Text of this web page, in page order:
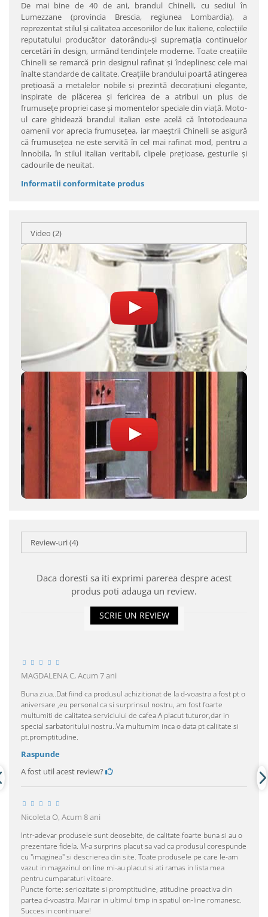
De mai bine de 40 de ani, brandul Chinelli, cu sediul în
Lumezzane (provincia Brescia, regiunea Lombardia), a
reprezentat stilul şi calitatea accesoriilor de lux italiene, colecţiile
reputatului producător datorându-şi supremaţia continuelor
cercetări în design, urmând tendinţele moderne. Toate creaţiile
Chinelli se remarcă prin designul rafinat şi îndeplinesc cele mai
înalte standarde de calitate. Creaţiile brandului poartă atingerea
preţioasă a metalelor nobile şi prezintă decoraţiuni elegante,
inspirate de plăcerea şi fericirea de a atribui un plus de
frumuseţe propriei case şi momentelor speciale din viaţă. Moto-
ul care ghidează brandul italian este acelă că întotodeauna
oamenii vor aprecia frumuseţea, iar maeştrii Chinelli se asigură
că frumuseţea ne este servită în cel mai rafinat mod, pentru a
înnobila, în stilul italian veritabil, clipele preţioase, gesturile şi
cadourile de neuitat.
Informatii conformitate produs
Video (2)
Review-uri(4)
Daca doresti sa iti exprimi parerea despre acest
produs poti adauga un review.
SCRIE UN REVIEW
MAGDALENA C,Acum 7 ani
Buna ziua..Dat fiind ca produsul achizitionat de la d-voastra a fost pt o
aniversare ,eu personal ca si surprinsul nostru, am fost foarte
multumiti de calitatea serviciului de cafea.A placut tuturor,dar in
special sarbatoritului nostru..Va multumim inca o data pt caliitate si
pt.promptitudine.
Raspunde
A fost util acest review?
Nicoleta O,Acum 8 ani
Intr-adevar produsele sunt deosebite, de calitate foarte buna si au o
prezentare fidela. M-a surprins placut sa vad ca produsul corespunde
cu "imaginea" si descrierea din site. Toate produsele pe care le-am
vazut in magazinul on line mi-au placut si ati ramas in lista mea
pentru cumparaturi viitoare.
Puncte forte: seriozitate si promptitudine, atitudine proactiva din
partea d-voastra. Mai rar in ultimul timp in spatiul on-line romanesc.
Succes in continuare!